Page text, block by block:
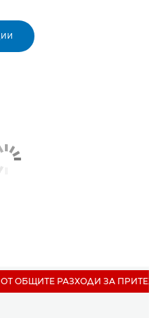
ОТ ОБЩИТЕ РАЗХОДИ ЗА